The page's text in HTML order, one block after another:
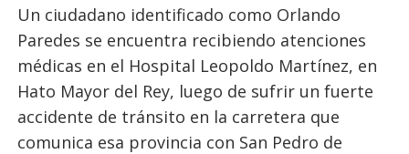
Un ciudadano identificado como Orlando
Paredes se encuentra recibiendo atenciones
médicas en el Hospital Leopoldo Martínez, en
Hato Mayor del Rey, luego de sufrir un fuerte
accidente de tránsito en la carretera que
comunica esa provincia con San Pedro de